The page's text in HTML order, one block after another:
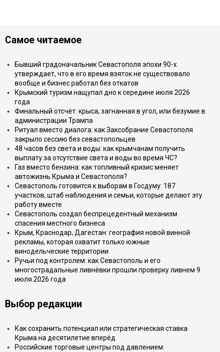
Самое читаемое
Бывший градоначальник Севастополя эпохи 90-х
утверждает, что в его время взяток не существовало
вообще и бизнес работал без откатов
Крымский туризм нащупал дно к середине июля 2026
года
Финальный отсчёт: крыса, загнанная в угол, или безумие в
администрации Трампа
Ритуал вместо диалога: как Заксобрание Севастополя
закрыло сессию без севастопольцев
48 часов без света и воды: как крымчанам получить
выплату за отсутствие света и воды во время ЧС?
Газ вместо бензина: как топливный кризис меняет
автожизнь Крыма и Севастополя?
Севастополь готовится к выборам в Госдуму: 187
участков, штаб наблюдения и семьи, которые делают эту
работу вместе
Севастополь создал беспрецедентный механизм
спасения местного бизнеса
Крым, Краснодар, Дагестан: география новой винной
рекламы, которая охватит только южные
винодельческие территории
Ручьи под контролем: как Севастополь и его
многострадальные ливнёвки прошли проверку ливнем 9
июля 2026 года
Выбор редакции
Как сохранить потенциал или стратегическая ставка
Крыма на десятилетие вперёд
Российские торговые центры под давлением: